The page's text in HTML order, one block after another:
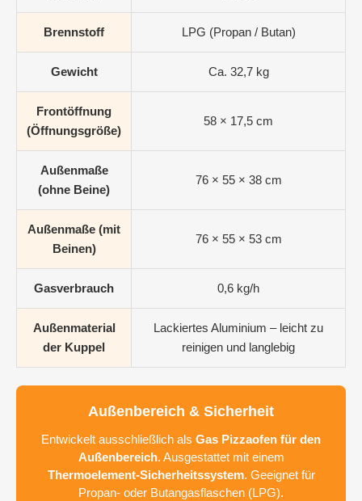
Brennstoff LPG (Propan / Butan)
Gewicht Ca. 32,7 kg
Frontöffnung
(Öffnungsgröße)
58 × 17,5 cm
Außenmaße
(ohne Beine)
76 × 55 × 38 cm
Außenmaße (mit
Beinen)
76 × 55 × 53 cm
Gasverbrauch 0,6 kg/h
Außenmaterial
der Kuppel
Lackiertes Aluminium – leicht zu
reinigen und langlebig
Außenbereich & Sicherheit
Entwickelt ausschließlich als Gas Pizzaofen für den
Außenbereich. Ausgestattet mit einem
Thermoelement-Sicherheitssystem. Geeignet für
Propan- oder Butangasflaschen (LPG).